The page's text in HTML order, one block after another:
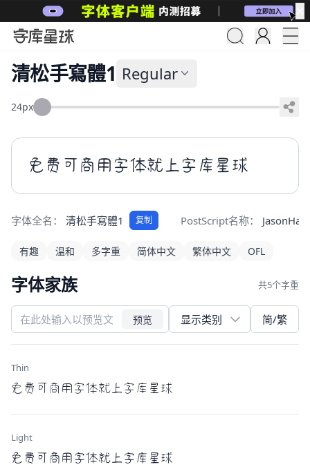
清松手寫體1 Regular
24px
免费可商用字体就上字库星球
字体全名： 清松手寫體1 复制 PostScript名称：
有趣 温和 多字重 简体中文 繁体中文 OFL
字体家族 共5个字重
预览 简/繁
Thin
免费可商用字体就上字库星球
Light
免费可商用字体就上字库星球